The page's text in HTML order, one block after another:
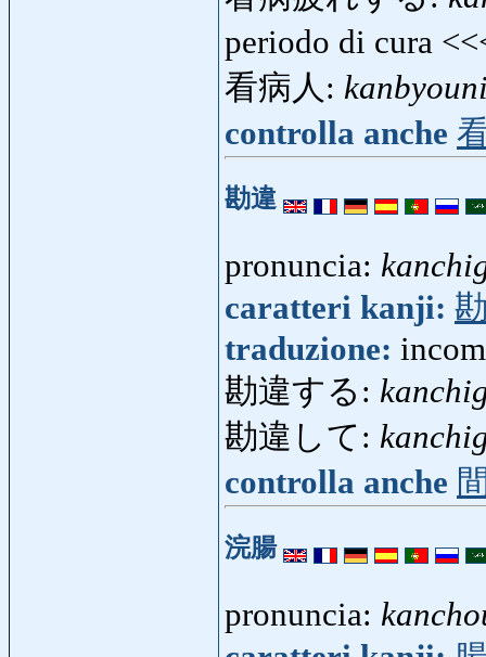
periodo di cura
看病人:
controlla anche
勘違
pronuncia:
caratteri kanji:
traduzione:
勘違する:
勘違して:
controlla anche
浣腸
pronuncia: